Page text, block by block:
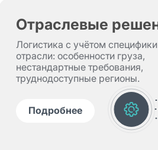
Отраслевые
Логистика с учётом
отрасли: особенности груза,
нестандартные требования,
труднодоступные регионы.
Подробнее